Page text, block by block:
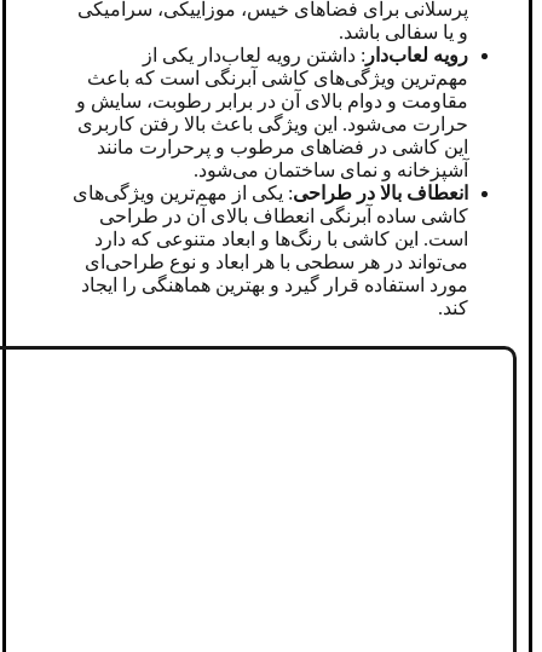
پرسلانی برای فضاهای خیس، موزاییکی، سرامیکی
و یا سفالی باشد.
رویه لعاب‌دار : داشتن رویه لعاب‌دار یکی از
مهم‌ترین ویژگی‌های کاشی آبرنگی است که باعث
مقاومت و دوام بالای آن در برابر رطوبت، سایش و
حرارت می‌شود. این ویژگی باعث بالا رفتن کاربری
این کاشی در فضاهای مرطوب و پرحرارت مانند
آشپزخانه و نمای ساختمان می‌شود.
انعطاف بالا در طراحی: یکی از مهم‌ترین ویژگی‌های
کاشی ساده آبرنگی انعطاف بالای آن در طراحی
است. این کاشی با رنگ‌ها و ابعاد متنوعی که دارد
می‌تواند در هر سطحی با هر ابعاد و نوع طراحی‌ای
مورد استفاده قرار گیرد و بهترین هماهنگی را ایجاد
کند.